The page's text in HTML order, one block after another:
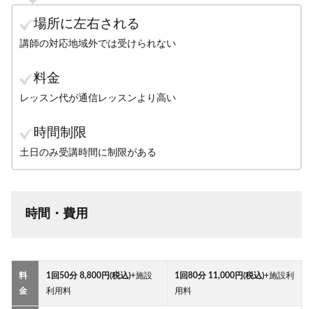
場所に左右される
講師の対応地域外では受けられない
料金
レッスン代が通信レッスンより高い
時間制限
土日のみ受講時間に制限がある
時間・費用
料
金
1回50分 8,800円(税込)+施設
利用料
1回80分 11,000円(税込)+施設利
用料